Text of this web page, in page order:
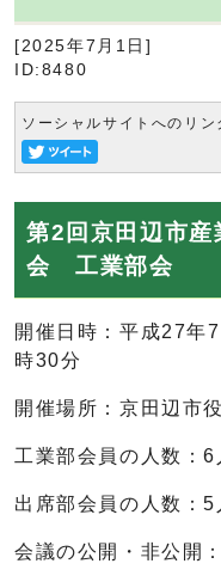
[2025年7月1日]
ID:8480
ソーシャルサイトへのリ
第2回京田辺市産
会 工業部会
開催日時：平成27年
時30分
開催場所：京田辺市
工業部会員の人数：6
出席部会員の人数：5
会議の公開・非公開